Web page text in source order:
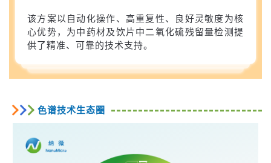
该方案以自动化操作、高重复性、良好灵敏度为核
心优势，为中药材及饮片中二氧化硫残留量检测提
供了精准、可靠的技术支持。
色谱技术生态圈